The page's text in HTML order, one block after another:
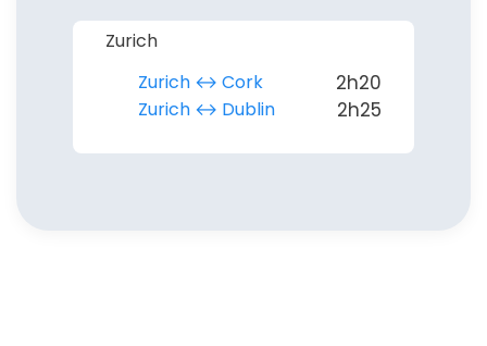
Zurich
Zurich ↔︎ Cork
2h20
Zurich ↔︎ Dublin 2h25